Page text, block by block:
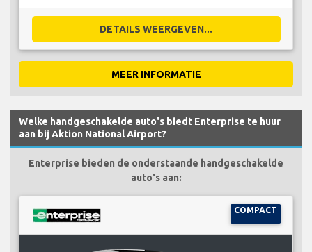
DETAILS WEERGEVEN...
MEER INFORMATIE
Welke handgeschakelde auto's biedt Enterprise te huur
aan bij Aktion National Airport?
Enterprise bieden de onderstaande handgeschakelde
auto's aan:
COMPACT